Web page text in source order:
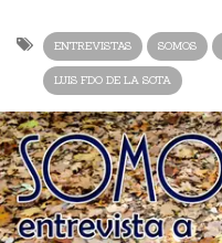
ENTREVISTAS SOMOS
LUIS FDO DE LA SOTA